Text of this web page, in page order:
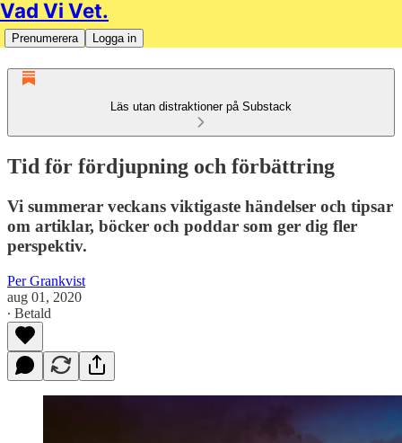
Vad Vi Vet.
Prenumerera Logga in
Läs utan distraktioner på Substack
Tid för fördjupning och förbättring
Vi summerar veckans viktigaste händelser och tipsar
om artiklar, böcker och poddar som ger dig fler
perspektiv.
Per Grankvist
aug 01, 2020
∙ Betald